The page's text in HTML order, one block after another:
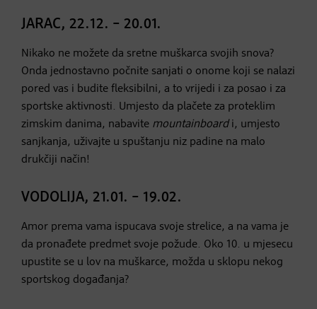
JARAC, 22.12. – 20.01.
Nikako ne možete da sretne muškarca svojih snova?
Onda jednostavno počnite sanjati o onome koji se nalazi
pored vas i budite fleksibilni, a to vrijedi i za posao i za
sportske aktivnosti. Umjesto da plačete za proteklim
zimskim danima, nabavite mountainboardi, umjesto
sanjkanja, uživajte u spuštanju niz padine na malo
drukčiji način!
VODOLIJA, 21.01. – 19.02.
Amor prema vama ispucava svoje strelice, a na vama je
da pronađete predmet svoje požude. Oko 10. u mjesecu
upustite se u lov na muškarce, možda u sklopu nekog
sportskog događanja?